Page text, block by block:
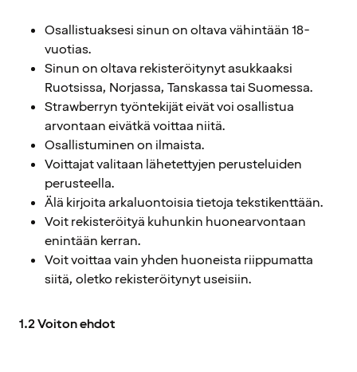
Osallistuaksesi sinun on oltava vähintään 18-
vuotias.
Sinun on oltava rekisteröitynyt asukkaaksi
Ruotsissa, Norjassa, Tanskassa tai Suomessa.
Strawberryn työntekijät eivät voi osallistua
arvontaan eivätkä voittaa niitä.
Osallistuminen on ilmaista.
Voittajat valitaan lähetettyjen perusteluiden
perusteella.
Älä kirjoita arkaluontoisia tietoja tekstikenttään.
Voit rekisteröityä kuhunkin huonearvontaan
enintään kerran.
Voit voittaa vain yhden huoneista riippumatta
siitä, oletko rekisteröitynyt useisiin.
1.2 Voiton ehdot